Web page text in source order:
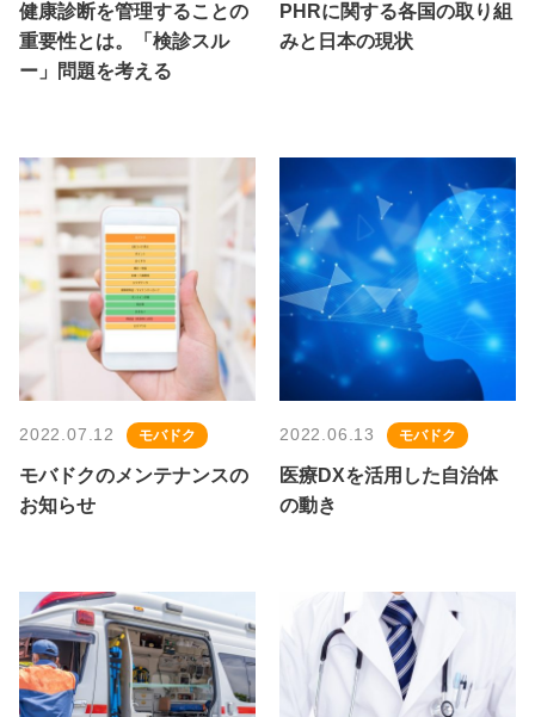
健康診断を管理することの
重要性とは。「検診スル
ー」問題を考える
PHRに関する各国の取り組
みと日本の現状
2022.07.12 モバドク
モバドクのメンテナンスの
お知らせ
2022.06.13 モバドク
医療DXを活用した自治体
の動き